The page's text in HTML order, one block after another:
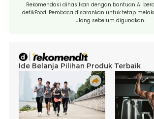
Rekomendasi dihasilkan dengan bantuan AI
detikFood. Pembaca disarankan untuk tetap
ulang sebelum digunakan.